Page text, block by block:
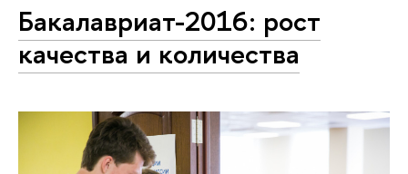
Бакалавриат-2016: рост
качества и количества